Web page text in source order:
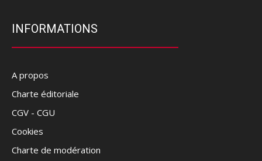
INFORMATIONS
A propos
Charte éditoriale
CGV - CGU
Cookies
Charte de modération